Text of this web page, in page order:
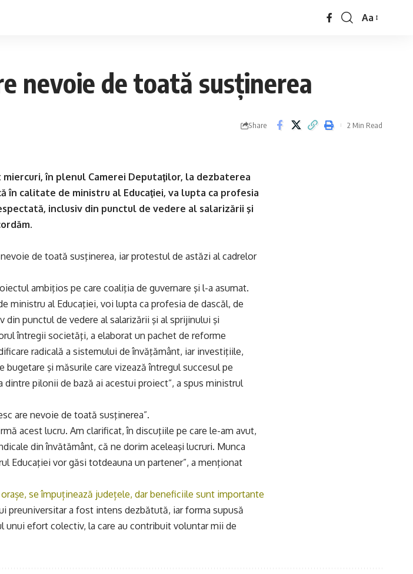
Aa
nevoie de toată susţinerea
Share 2 Min Read
miercuri, în plenul Camerei Deputaţilor, la dezbaterea
în calitate de ministru al Educaţiei, va lupta ca profesia
inclusiv din punctul de vedere al salarizării şi
.
de toată susţinerea, iar protestul de astăzi al cadrelor
ambiţios pe care coaliţia de guvernare şi l-a asumat.
ministru al Educaţiei, voi lupta ca profesia de dascăl, de
punctul de vedere al salarizării şi al sprijinului şi
întregii societăţi, a elaborat un pachet de reforme
radicală a sistemului de învăţământ, iar investiţiile,
şi măsurile care vizează întregul succesul pe
pilonii de bază ai acestui proiect”, a spus ministrul
are nevoie de toată susţinerea”.
acest lucru. Am clarificat, în discuţiile pe care le-am avut,
din învătământ, că ne dorim aceleaşi lucruri. Munca
Educaţiei vor găsi totdeauna un partener”, a menţionat
se împuținează județele, dar beneficiile sunt importante
preuniversitar a fost intens dezbătută, iar forma supusă
unui efort colectiv, la care au contribuit voluntar mii de